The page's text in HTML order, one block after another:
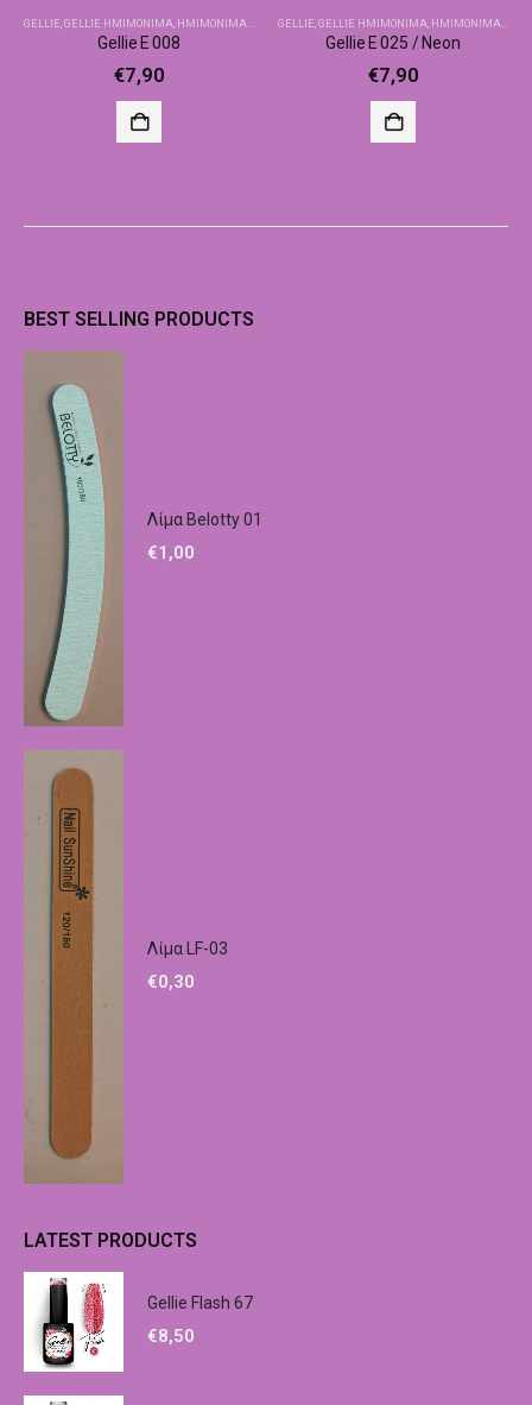
GELLIE GELLIE ΗΜΙΜΌΝΙΜΑ ΗΜΙΜΌΝΙΜΑ-ΒΑΣΙΚΆ ΧΡΏΜΑΤΑ
Gellie E 008
€7,90
GELLIE GELLIE ΗΜΙΜΌΝΙΜΑ ΗΜΙΜΌΝΙΜΑ-ΒΑΣΙΚΆ ΧΡΏΜΑΤΑ
Gellie E 025 / Neon
€7,90
BEST SELLING PRODUCTS
Λίμα Belotty 01
€1,00
Λίμα LF-03
€0,30
LATEST PRODUCTS
Gellie Flash 67
€8,50